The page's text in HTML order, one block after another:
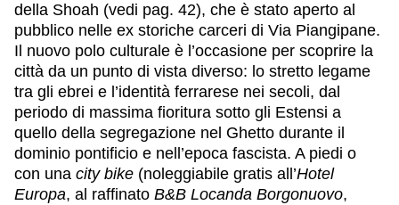
della Shoah (vedi pag. 42), che è stato aperto al
pubblico nelle ex storiche carceri di Via Piangipane.
Il nuovo polo culturale è l’occasione per scoprire la
città da un punto di vista diverso: lo stretto legame
tra gli ebrei e l’identità ferrarese nei secoli, dal
periodo di massima fioritura sotto gli Estensi a
quello della segregazione nel Ghetto durante il
dominio pontificio e nell’epoca fascista. A piedi o
con una city bike (noleggiabile gratis all’Hotel
Europa, al raffinato B&B Locanda Borgonuovo,